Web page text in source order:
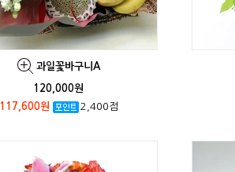
과일꽃바구니A
120,000원
117,600원
2,400점